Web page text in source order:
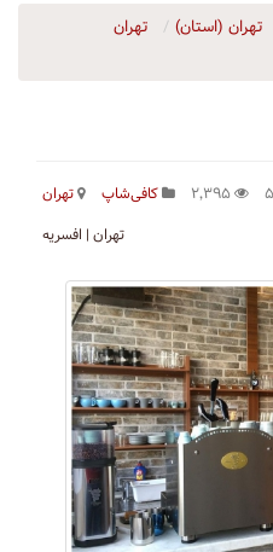
تهران (استان)
تهران
کافی‌شاپ
تهران
تهران | افسریه